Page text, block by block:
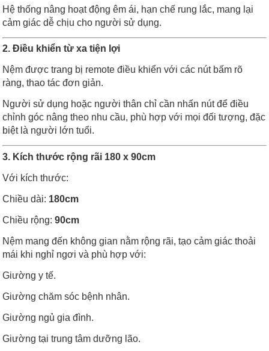
Hệ thống nâng hoạt động êm ái, hạn chế rung lắc, mang lại
cảm giác dễ chịu cho người sử dụng.
2. Điều khiển từ xa tiện lợi
Nệm được trang bị remote điều khiển với các nút bấm rõ
ràng, thao tác đơn giản.
Người sử dụng hoặc người thân chỉ cần nhấn nút để điều
chỉnh góc nâng theo nhu cầu, phù hợp với mọi đối tượng, đặc
biệt là người lớn tuổi.
3. Kích thước rộng rãi 180 x 90cm
Với kích thước:
Chiều dài: 180cm
Chiều rộng:90cm
Nệm mang đến không gian nằm rộng rãi, tạo cảm giác thoải
mái khi nghỉ ngơi và phù hợp với:
Giường y tế.
Giường chăm sóc bệnh nhân.
Giường ngủ gia đình.
Giường tại trung tâm dưỡng lão.